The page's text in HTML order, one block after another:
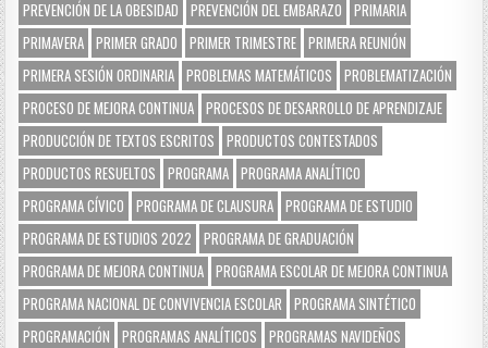
PREVENCIÓN DE LA OBESIDAD PREVENCIÓN DEL EMBARAZO
PRIMARIA
PRIMAVERA PRIMER GRADO PRIMER TRIMESTRE PRIMERA REUNIÓN
PRIMERA SESIÓN ORDINARIA PROBLEMAS MATEMÁTICOS
PROBLEMATIZACIÓN
PROCESO DE MEJORA CONTINUA PROCESOS DE DESARROLLO DE APRENDIZAJE
PRODUCCIÓN DE TEXTOS ESCRITOS
PRODUCTOS CONTESTADOS
PRODUCTOS RESUELTOS
PROGRAMA PROGRAMA ANALÍTICO
PROGRAMA CÍVICO
PROGRAMA DE CLAUSURA PROGRAMA DE ESTUDIO
PROGRAMA DE ESTUDIOS 2022
PROGRAMA DE GRADUACIÓN
PROGRAMA DE MEJORA CONTINUA PROGRAMA ESCOLAR DE MEJORA CONTINUA
PROGRAMA NACIONAL DE CONVIVENCIA ESCOLAR
PROGRAMA SINTÉTICO
PROGRAMACIÓN
PROGRAMAS ANALÍTICOS
PROGRAMAS NAVIDEÑOS